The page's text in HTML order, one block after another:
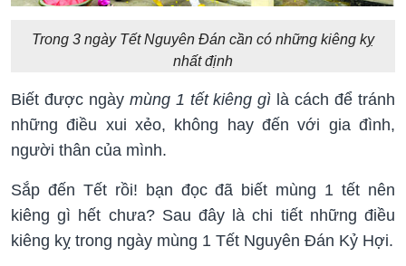
Trong 3 ngày Tết Nguyên Đán cần có những kiêng kỵ
nhất định
Biết được ngày mùng 1 tết kiêng gì là cách để tránh
những điều xui xẻo, không hay đến với gia đình,
người thân của mình.
Sắp đến Tết rồi! bạn đọc đã biết mùng 1 tết nên
kiêng gì hết chưa? Sau đây là chi tiết những điều
kiêng kỵ trong ngày mùng 1 Tết Nguyên Đán Kỷ Hợi.